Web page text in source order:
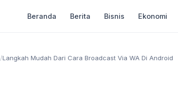
Beranda Berita Bisnis Ekonomi
/Langkah Mudah Dari Cara Broadcast Via WA Di Android